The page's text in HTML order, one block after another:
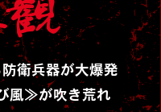
衛兵器が大爆発
風≫が吹き荒れ